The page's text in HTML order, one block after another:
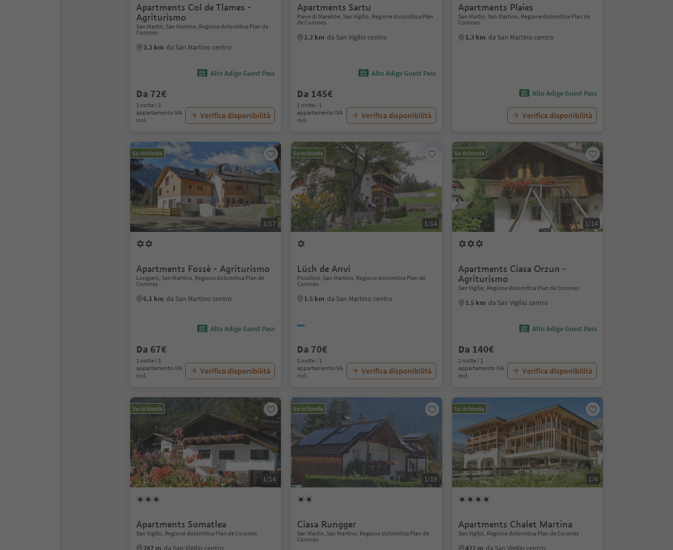
Apartments Col de Tlames -
Agriturismo
San Martin, San Martino, Regione dolomitica Plan de
Corones
2.2 km da San Martino centro
Alto Adige Guest Pass
Da 72€
1 notte / 1
appartamento IVA
incl.
Verifica disponibilità
Apartments Sartu
Pieve di Marebbe, San Vigilio, Regione dolomitica Plan
de Corones
2.2 km da San Vigilio centro
Alto Adige Guest Pass
Da 145€
1 notte / 1
appartamento IVA
incl.
Verifica disponibilità
Apartments Plaies
San Martin, San Martino, Regione dolomitica Plan de
Corones
1.3 km da San Martino centro
Alto Adige Guest Pass
Verifica disponibilità
Su richiesta
1/17
Apartments Fossè - Agriturismo
Longiarù, San Martino, Regione dolomitica Plan de
Corones
6.1 km da San Martino centro
Alto Adige Guest Pass
Da 67€
1 notte / 1
appartamento IVA
incl.
Verifica disponibilità
Su richiesta
1/14
Lüch de Anvi
Piccolino, San Martino, Regione dolomitica Plan de
Corones
1.5 km da San Martino centro
Da 70€
1 notte / 1
appartamento IVA
incl.
Verifica disponibilità
Su richiesta
1/14
Apartments Ciasa Orzun -
Agriturismo
San Vigilio, Regione dolomitica Plan de Corones
1.5 km da San Vigilio centro
Alto Adige Guest Pass
Da 140€
1 notte / 1
appartamento IVA
incl.
Verifica disponibilità
Su richiesta
1/14
Apartments Somatlea
San Vigilio, Regione dolomitica Plan de Corones
287 m da San Vigilio centro
Su richiesta
1/19
Ciasa Rungger
San Martin, San Martino, Regione dolomitica Plan de
Corones
Su richiesta
1/4
Apartments Chalet Martina
San Vigilio, Regione dolomitica Plan de Corones
422 m da San Vigilio centro